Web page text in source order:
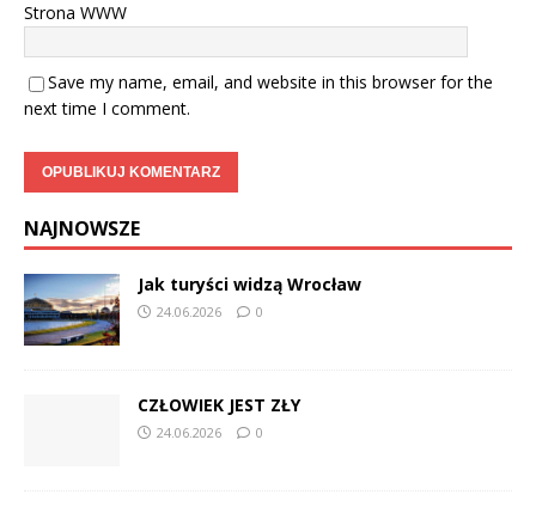
Strona WWW
Save my name, email, and website in this browser for the
next time I comment.
NAJNOWSZE
Jak turyści widzą Wrocław
24.06.2026 0
CZŁOWIEK JEST ZŁY
24.06.2026 0